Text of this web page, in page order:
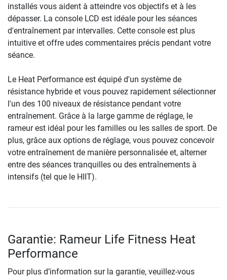
installés vous aident à atteindre vos objectifs et à les
dépasser. La console LCD est idéale pour les séances
d'entraînement par intervalles. Cette console est plus
intuitive et offre udes commentaires précis pendant votre
séance.
Le Heat Performance est équipé d'un système de
résistance hybride et vous pouvez rapidement sélectionner
l'un des 100 niveaux de résistance pendant votre
entraînement. Grâce à la large gamme de réglage, le
rameur est idéal pour les familles ou les salles de sport. De
plus, grâce aux options de réglage, vous pouvez concevoir
votre entraînement de manière personnalisée et, alterner
entre des séances tranquilles ou des entraînements à
intensifs (tel que le HIIT).
Garantie: Rameur Life Fitness Heat
Performance
Pour plus d’information sur la garantie, veuillez-vous